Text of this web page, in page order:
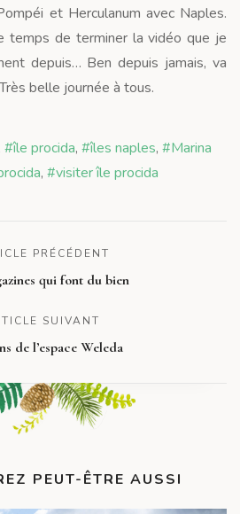
et Herculanum avec Naples.
temps de terminer la vidéo que je
depuis… Ben depuis jamais, va
belle journée à tous.
#île procida, #îles naples, #Marina
, #visiter île procida
PRÉCÉDENT
qui font du bien
SUIVANT
de l’espace Weleda
PEUT-ÊTRE AUSSI